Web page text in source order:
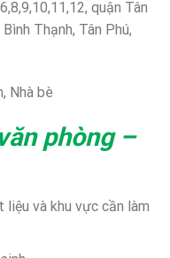
quận Tân
Thạnh, Tân Phú,
Nhà bè
phòng –
và khu vực cần làm